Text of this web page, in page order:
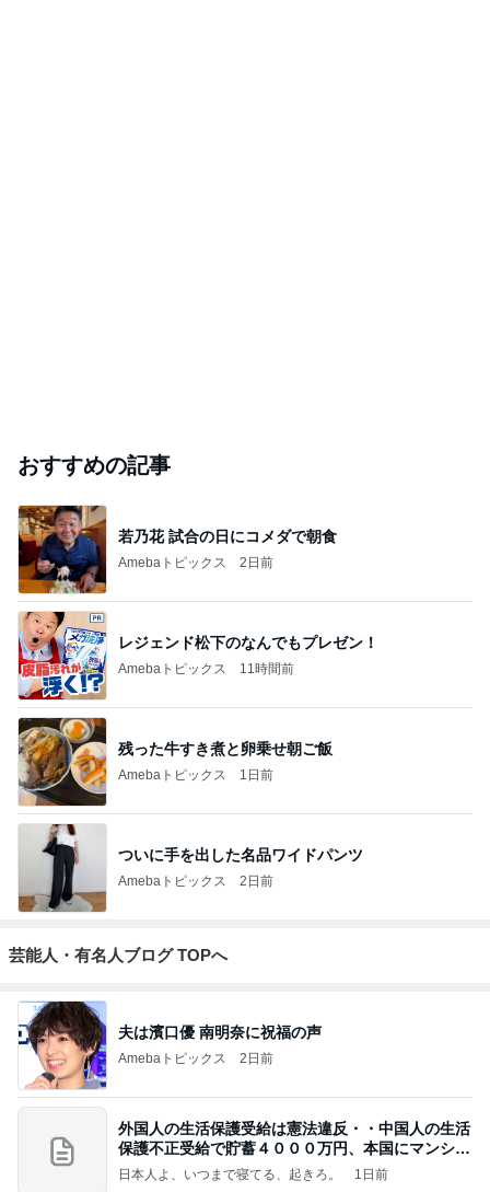
おすすめの記事
若乃花 試合の日にコメダで朝食
Amebaトピックス 2日前
レジェンド松下のなんでもプレゼン！
Amebaトピックス 11時間前
残った牛すき煮と卵乗せ朝ご飯
Amebaトピックス 1日前
ついに手を出した名品ワイドパンツ
Amebaトピックス 2日前
芸能人・有名人ブログ TOPへ
夫は濱口優 南明奈に祝福の声
Amebaトピックス 2日前
外国人の生活保護受給は憲法違反・・中国人の生活
保護不正受給で貯蓄４０００万円、本国にマンショ
ンを
日本人よ、いつまで寝てる、起きろ。 1日前